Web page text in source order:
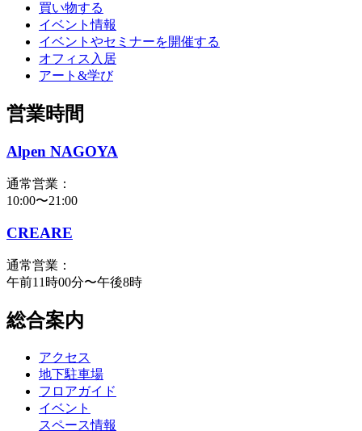
買い物する
イベント情報
イベントやセミナーを開催する
オフィス入居
アート&学び
営業時間
Alpen NAGOYA
通常営業：
10:00〜21:00
CREARE
通常営業：
午前11時00分〜午後8時
総合案内
アクセス
地下駐車場
フロアガイド
イベント
スペース情報